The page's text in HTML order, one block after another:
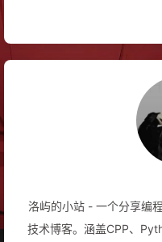
洛屿的小站 - 一个分享编
技术博客。涵盖CPP、